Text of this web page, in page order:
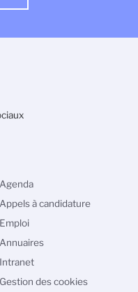
Agenda
Appels à candidature
Emploi
Annuaires
Intranet
Gestion des cookies